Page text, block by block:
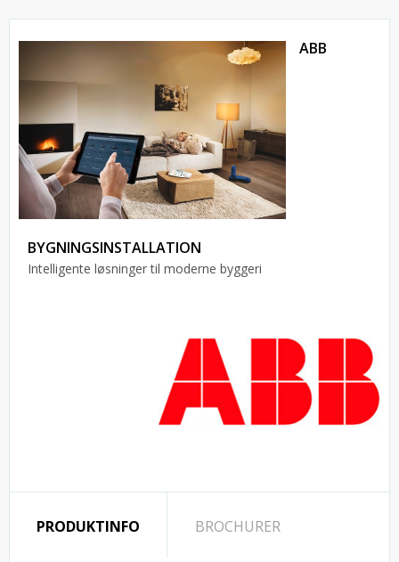
ABB
BYGNINGSINSTALLATION
Intelligente løsninger til moderne byggeri
PRODUKTINFO BROCHURER